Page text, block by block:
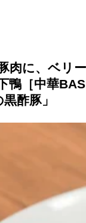
肉に、ベリ
鴨［中華
酢豚」